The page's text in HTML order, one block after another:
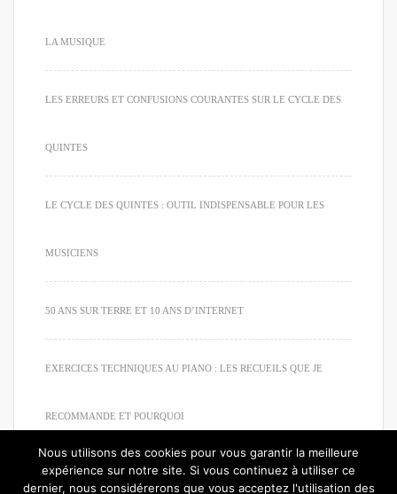
LA MUSIQUE
LES ERREURS ET CONFUSIONS COURANTES SUR LE CYCLE DES
QUINTES
LE CYCLE DES QUINTES : OUTIL INDISPENSABLE POUR LES
MUSICIENS
50 ANS SUR TERRE ET 10 ANS D’INTERNET
EXERCICES TECHNIQUES AU PIANO : LES RECUEILS QUE JE
RECOMMANDE ET POURQUOI
Nous utilisons des cookies pour vous garantir la meilleure
expérience sur notre site. Si vous continuez à utiliser ce
dernier, nous considérerons que vous acceptez l'utilisation des